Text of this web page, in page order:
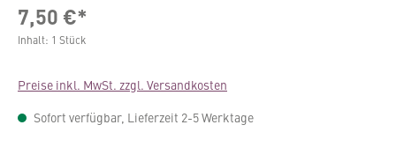
7,50 €*
Inhalt: 1 Stück
Preise inkl. MwSt. zzgl. Versandkosten
Sofort verfügbar, Lieferzeit 2-5 Werktage